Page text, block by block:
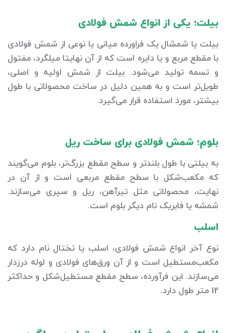
بیلت؛ یکی از انواع شمش فولادی
بیلت یا شمشال یک فراورده میانی یا نوعی از شمش فولادی
با مقطع مربع و یا دایره است که از آن نهایتا میلگرد، مفتول
و تسمه تولید می‌شود. بیلت از شمش اولیه و اصلی،
طویل‌تر است و به همین دلیل در ساخت محصولاتی با طول
بیشتر، مورد استفاده قرار می‌گیرد.
بلوم؛ شمش فولادی برای ساخت ریل
به بیلتی با طول بلندتر و سطح مقطع بزرگ‌تر، بلوم می‌گویند
که مکعب‌شکل با سطح مقطع مربعی است و از آن در
نهایت، محصولاتی مثل تیرآهن، ریل و سپری می‌سازند.
شمشه یا فابریک نام دیگر بلوم است.
اسلب
نوع آخر انواع شمش فولادی، اسلب یا تختال نام دارد که
مکعب‌مستطیل است و از آن ورق‌های فولادی و لوله درزدار
می‌سازند. این فرآورده، سطح مقطع مستطیل‌شکل و حداکثر
12 متر طول دارد.